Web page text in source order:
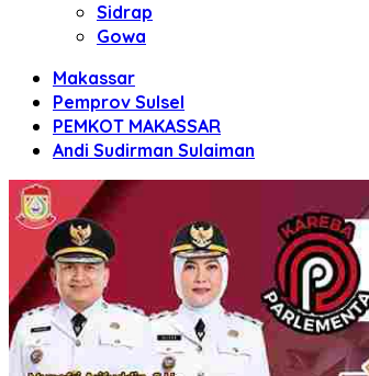
Sidrap
Gowa
Makassar
Pemprov Sulsel
PEMKOT MAKASSAR
Andi Sudirman Sulaiman